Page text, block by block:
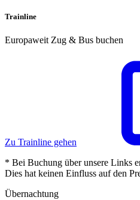
Trainline
Europaweit Zug & Bus buchen
Zu Trainline gehen
* Bei Buchung über unsere Links
Dies hat keinen Einfluss auf den
Übernachtung